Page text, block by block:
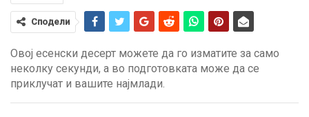
Сподели
Овој есенски десерт можете да го изматите за само
неколку секунди, а во подготовката може да се
приклучат и вашите најмлади.